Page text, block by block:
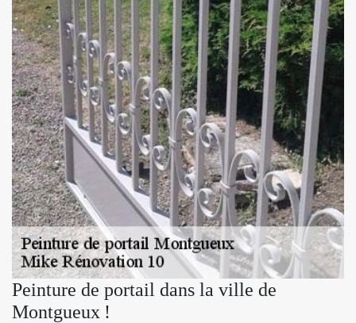
Peinture de portail dans la ville de
Montgueux !